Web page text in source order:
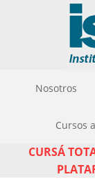
Nosotros
Cursos
CURSÁ